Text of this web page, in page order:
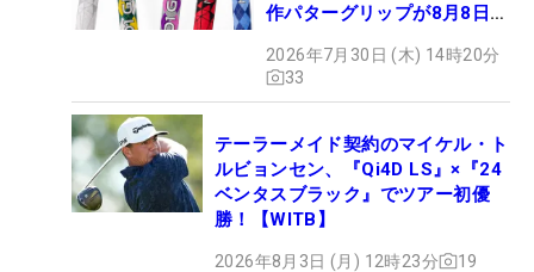
作パターグリップが8月8日デ
2026年7月30日 (木) 14時20分
33
テーラーメイド契約のマイケル・ト
ルビョンセン、『Qi4D LS』×『24
ベンタスブラック』でツアー初優
勝！【WITB】
2026年8月3日 (月) 12時23分 19